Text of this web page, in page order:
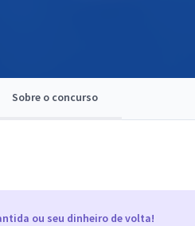
Sobre o concurso
ou seu dinheiro de volta!